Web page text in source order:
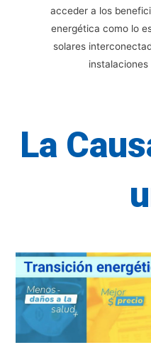
acceder a los
energética como lo
solares
instalaciones
La